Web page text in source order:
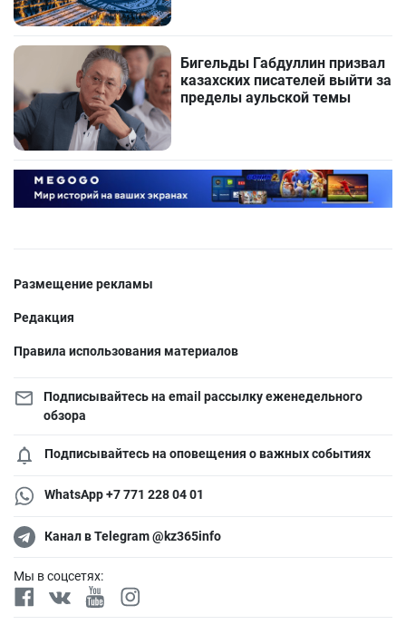
Бигельды Габдуллин призвал
казахских писателей выйти за
пределы аульской темы
Размещение рекламы
Редакция
Правила использования материалов
Подписывайтесь на email рассылку еженедельного
обзора
Подписывайтесь на оповещения о важных событиях
WhatsApp +7 771 228 04 01
Канал в Telegram @kz365info
Мы в соцсетях: